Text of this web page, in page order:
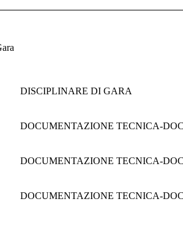
DISCIPLINARE DI GARA
DOCUMENTAZIONE TECNICA-
DOCUMENTAZIONE TECNICA-
DOCUMENTAZIONE TECNICA-